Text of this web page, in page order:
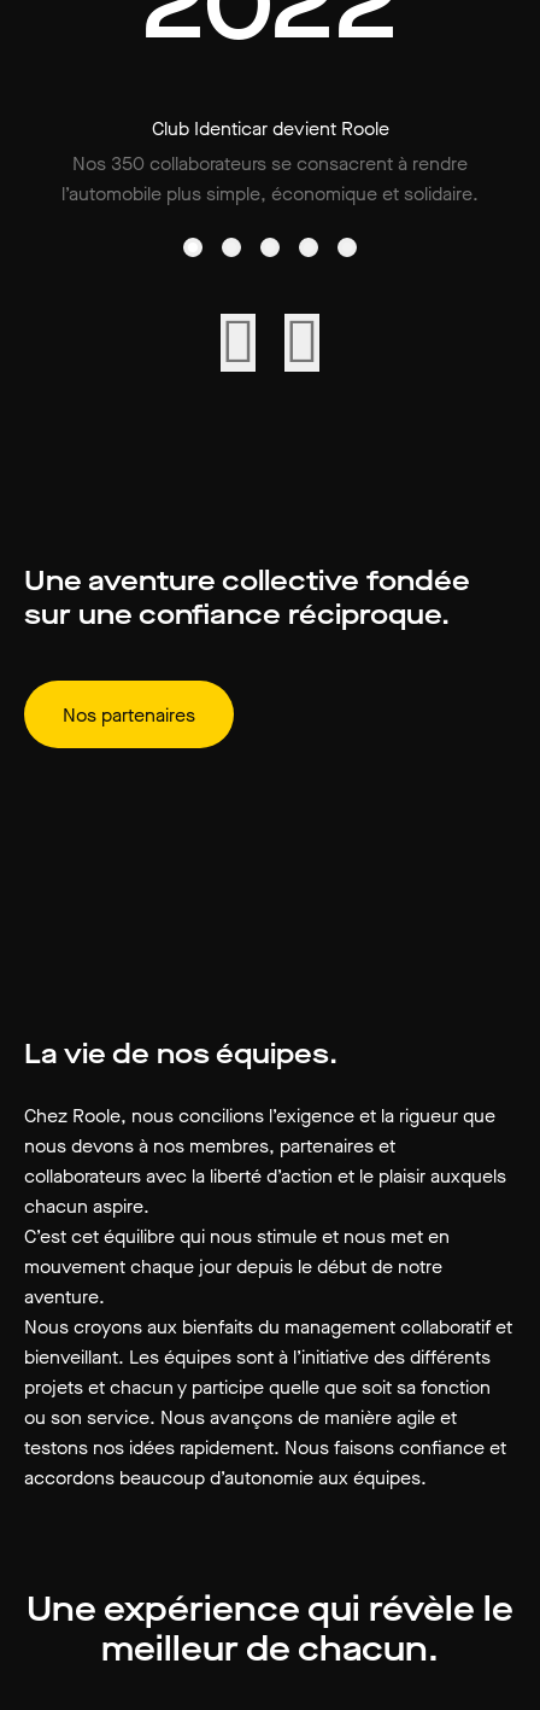
Club Identicar devient Roole
Nos 350 collaborateurs se consacrent à rendre
l’automobile plus simple, économique et solidaire.
Une aventure collective fondée
sur une confiance réciproque.
Nos partenaires
La vie de nos équipes.
Chez Roole, nous concilions l’exigence et la rigueur que
nous devons à nos membres, partenaires et
collaborateurs avec la liberté d’action et le plaisir auxquels
chacun aspire.
C’est cet équilibre qui nous stimule et nous met en
mouvement chaque jour depuis le début de notre
aventure.
Nous croyons aux bienfaits du management collaboratif et
bienveillant. Les équipes sont à l’initiative des différents
projets et chacun y participe quelle que soit sa fonction
ou son service. Nous avançons de manière agile et
testons nos idées rapidement. Nous faisons confiance et
accordons beaucoup d’autonomie aux équipes.
Une expérience qui révèle le
meilleur de chacun.